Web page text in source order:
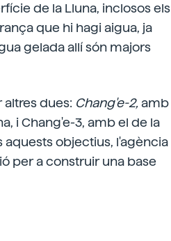
de la Lluna, inclosos els
que hi hagi aigua, ja
gelada allí són majors
altres dues: Chang'e-2, amb
i Chang'e-3, amb el de la
objectius, l'agència
per a construir una base